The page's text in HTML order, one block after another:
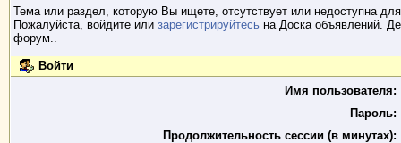
Тема или раздел, которую Вы ищете, отсутствует или недоступна
Пожалуйста, войдите или зарегистрируйтесьна Доска объявлений.
форум..
Войти
Имя пользователя:
Пароль:
Продолжительность сессии (в минутах):